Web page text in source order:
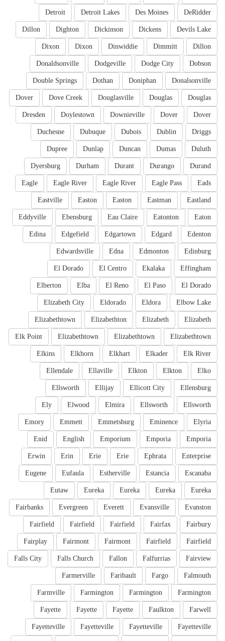
DeRidder
Des Moines
Detroit Lakes
Detroit
Devils Lake
Dickens
Dickinson
Dighton
Dillon
Dillon
Dimmitt
Dinwiddie
Dixon
Dixon
Dobson
Dodge City
Dodgeville
Donaldsonville
Donalsonville
Doniphan
Dothan
Double Springs
Douglas
Douglas
Douglasville
Dove Creek
Dover
Dover
Dover
Downieville
Doylestown
Dresden
Driggs
Dublin
Dubois
Dubuque
Duchesne
Duluth
Dumas
Duncan
Dunlap
Dupree
Durand
Durango
Durant
Durham
Dyersburg
Eads
Eagle Pass
Eagle River
Eagle River
Eagle
Eastland
Eastman
Easton
Easton
Eastville
Eaton
Eatonton
Eau Claire
Ebensburg
Eddyville
Edenton
Edgard
Edgartown
Edgefield
Edina
Edinburg
Edmonton
Edna
Edwardsville
Effingham
Ekalaka
El Centro
El Dorado
El Dorado
El Paso
El Reno
Elba
Elberton
Elbow Lake
Eldora
Eldorado
Elizabeth City
Elizabeth
Elizabeth
Elizabethton
Elizabethtown
Elizabethtown
Elizabethtown
Elizabethtown
Elk Point
Elk River
Elkader
Elkhart
Elkhorn
Elkins
Elko
Elkton
Elkton
Ellaville
Ellendale
Ellensburg
Ellicott City
Ellijay
Ellsworth
Ellsworth
Ellsworth
Elmira
Elwood
Ely
Elyria
Eminence
Emmetsburg
Emmett
Emory
Emporia
Emporia
Emporium
English
Enid
Enterprise
Ephrata
Erie
Erie
Erin
Erwin
Escanaba
Estancia
Estherville
Eufaula
Eugene
Eureka
Eureka
Eureka
Eureka
Eutaw
Evanston
Evansville
Everett
Evergreen
Fairbanks
Fairbury
Fairfax
Fairfield
Fairfield
Fairfield
Fairfield
Fairfield
Fairmont
Fairmont
Fairplay
Fairview
Falfurrias
Fallon
Falls Church
Falls City
Falmouth
Fargo
Faribault
Farmerville
Farmington
Farmington
Farmington
Farmville
Farwell
Faulkton
Fayette
Fayette
Fayette
Fayetteville
Fayetteville
Fayetteville
Fayetteville